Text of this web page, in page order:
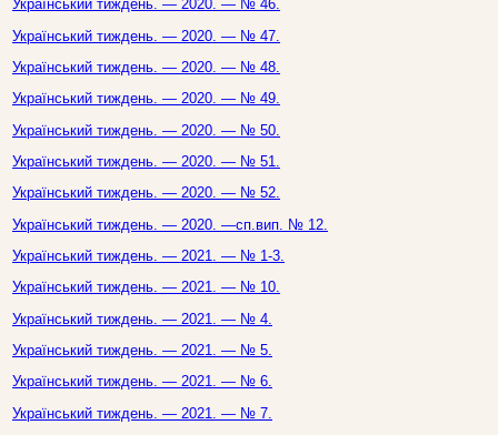
Український тиждень. — 2020. — № 46.
Український тиждень. — 2020. — № 47.
Український тиждень. — 2020. — № 48.
Український тиждень. — 2020. — № 49.
Український тиждень. — 2020. — № 50.
Український тиждень. — 2020. — № 51.
Український тиждень. — 2020. — № 52.
Український тиждень. — 2020. —сп.вип. № 12.
Український тиждень. — 2021. — № 1-3.
Український тиждень. — 2021. — № 10.
Український тиждень. — 2021. — № 4.
Український тиждень. — 2021. — № 5.
Український тиждень. — 2021. — № 6.
Український тиждень. — 2021. — № 7.